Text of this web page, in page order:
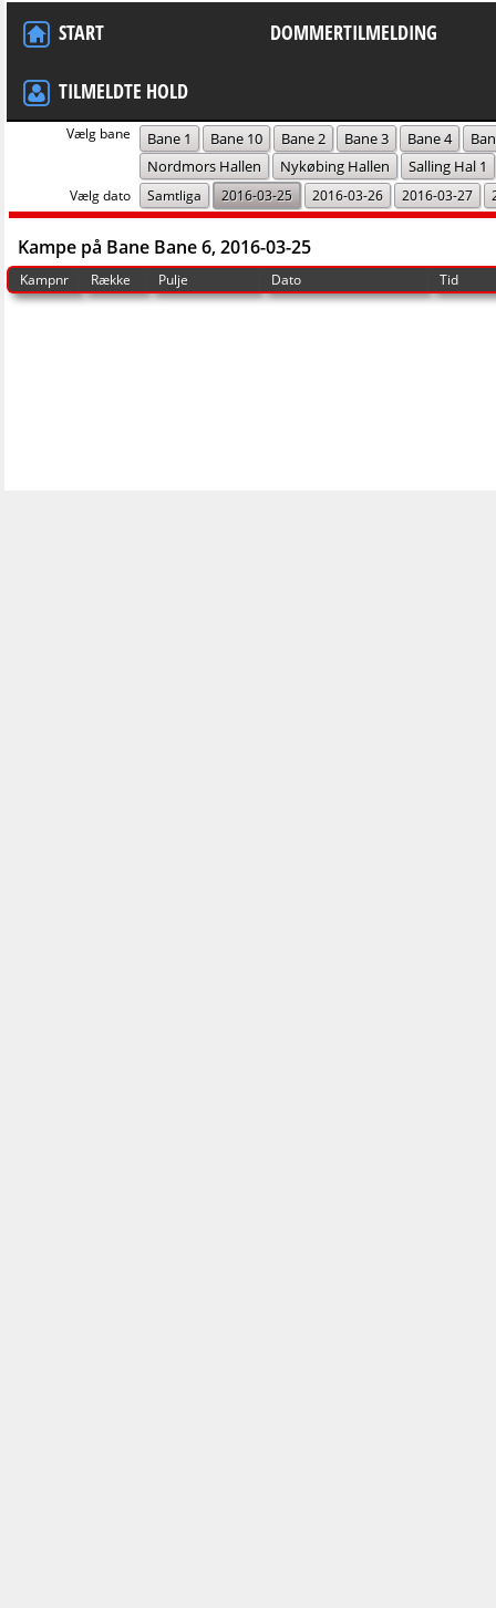
START DOMMERTILMELDING
TILMELDTE HOLD
Vælg bane Bane 1 Bane 10 Bane 2 Bane 3 Bane 4
Nordmors Hallen
Nykøbing Hallen Salling Hal 1
Vælg dato Samtliga 2016-03-25 2016-03-26 2016-03-27
Kampe på Bane Bane 6, 2016-03-25
Kampnr Række Pulje Dato Tid